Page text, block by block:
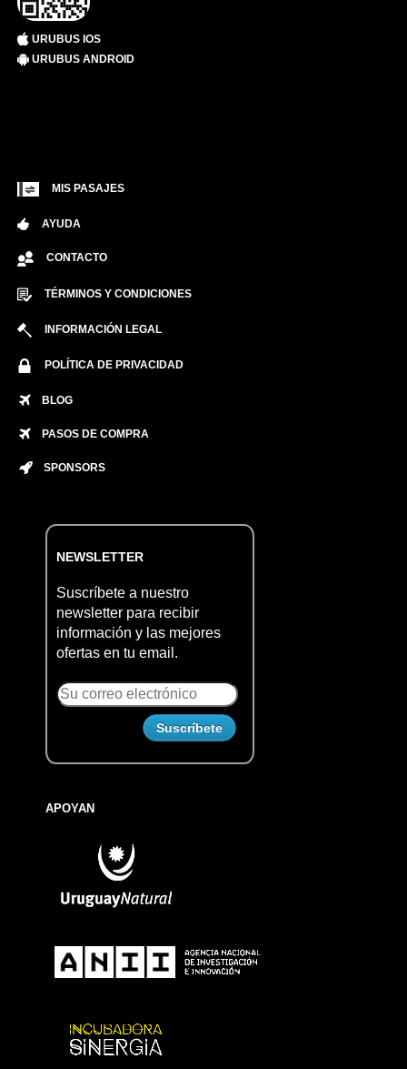
URUBUS IOS
URUBUS ANDROID
MIS PASAJES
AYUDA
CONTACTO
TÉRMINOS Y CONDICIONES
INFORMACIÓN LEGAL
POLÍTICA DE PRIVACIDAD
BLOG
PASOS DE COMPRA
SPONSORS
NEWSLETTER
Suscríbete a nuestro
newsletter para recibir
información y las mejores
ofertas en tu email.
APOYAN